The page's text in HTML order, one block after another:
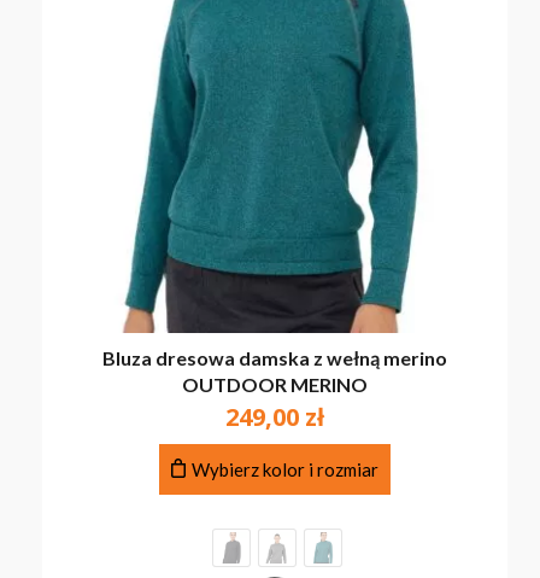
Bluza dresowa damska z wełną merino
OUTDOOR MERINO
249,00 zł
Wybierz kolor i rozmiar